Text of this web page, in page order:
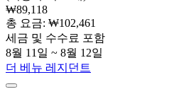
₩89,118
총 요금: ₩102,461
세금 및 수수료 포함
8월 11일 ~ 8월 12일
더 베뉴 레지던트